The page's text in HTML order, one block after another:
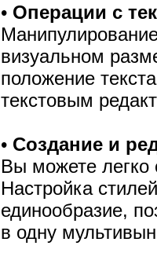
• Операции с
визуальном
положение
текстовым
• Создание и
Вы можете легко
Настройка
единообразие,
в одну